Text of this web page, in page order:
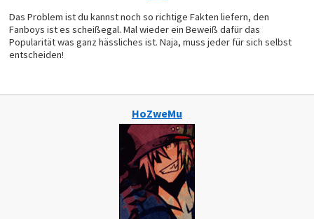
Das Problem ist du kannst noch so richtige Fakten liefern, den
Fanboys ist es scheißegal. Mal wieder ein Beweiß dafür das
Popularität was ganz hässliches ist. Naja, muss jeder für sich selbst
entscheiden!
HoZweMu